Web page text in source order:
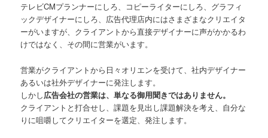
テレビCMプランナーにしろ、コピーライターにしろ、グラフィ
ックデザイナーにしろ、広告代理店内にはさまざまなクリエイタ
ーがいますが、クライアントから直接デザイナーに声がかかるわ
けではなく、その間に営業がいます。
営業がクライアントから日々オリエンを受けて、社内デザイナー
あるいは社外デザイナーに発注します。
しかし広告会社の営業は、単なる御用聞きではありません。
クライアントと打合せし、課題を見出し課題解決を考え、自分な
りに咀嚼してクリエイターを選定、発注します。